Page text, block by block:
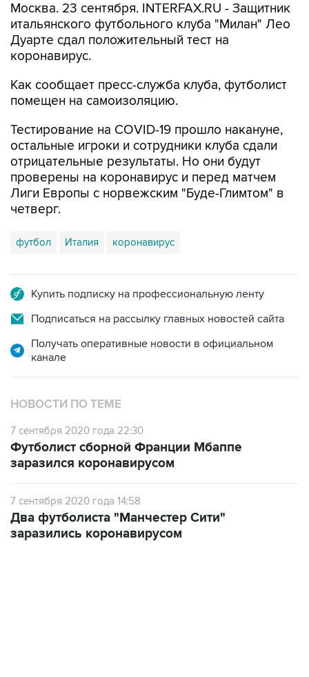
Москва. 23 сентября. INTERFAX.RU - Защитник
итальянского футбольного клуба "Милан" Лео
Дуарте сдал положительный тест на
коронавирус.
Как сообщает пресс-служба клуба, футболист
помещен на самоизоляцию.
Тестирование на COVID-19 прошло накануне,
остальные игроки и сотрудники клуба сдали
отрицательные результаты. Но они будут
проверены на коронавирус и перед матчем
Лиги Европы с норвежским "Буде-Глимтом" в
четверг.
футбол Италия коронавирус
Купить подписку на профессиональную ленту
Подписаться на рассылку главных новостей сайта
Получать оперативные новости в официальном
канале
НОВОСТИ ПО ТЕМЕ
7 сентября 2020 года 22:30
Футболист сборной Франции Мбаппе
заразился коронавирусом
7 сентября 2020 года 14:58
Два футболиста "Манчестер Сити"
заразились коронавирусом